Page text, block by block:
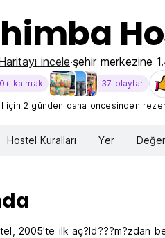
incele şehir merkezine
kalmak 37 olaylar
için 2 günden daha öncesinden
Hostel Kuralları Yer
2005'te ilk aç?ld???m?zdan